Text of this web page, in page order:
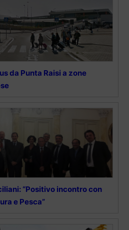
da Punta Raisi a zone
“Positivo incontro con
e Pesca”